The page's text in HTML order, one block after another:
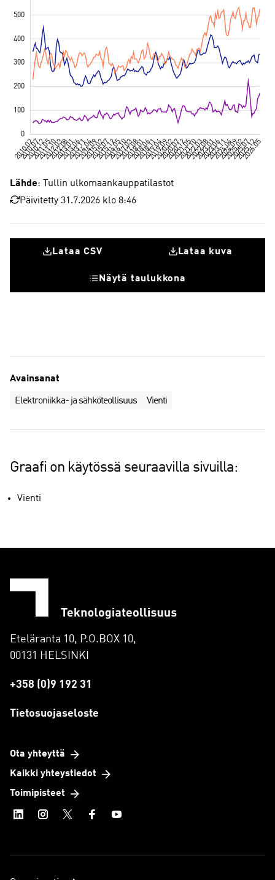
Lähde: Tullin ulkomaankauppatilastot
Päivitetty 31.7.2026 klo 8:46
Lataa CSV Lataa kuva
Näytä taulukkona
Avainsanat
Elektroniikka- ja sähköteollisuus Vienti
Graafi on käytössä seuraavilla sivuilla:
Vienti
Eteläranta 10, P.O.BOX 10,
00131 HELSINKI
+358 (0)9 192 31
Tietosuojaseloste
Ota yhteyttä
Kaikki yhteystiedot
Toimipisteet